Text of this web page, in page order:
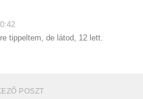
tippeltem, de látod, 12 lett.
POSZT